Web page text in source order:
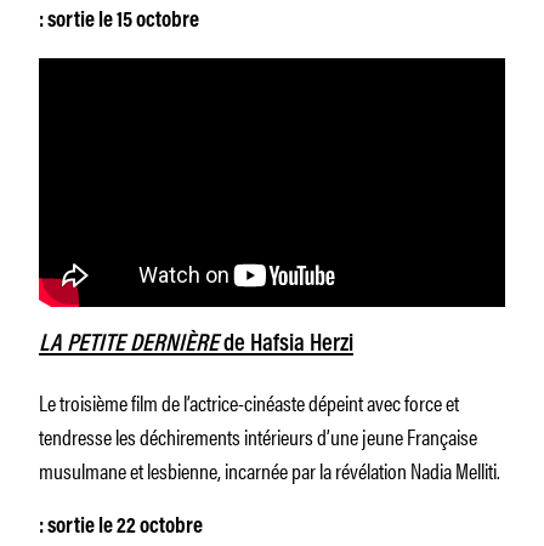
: sortie le 15 octobre
LA PETITE DERNIÈREde Hafsia Herzi
Le troisième film de l’actrice-cinéaste dépeint avec force et
tendresse les déchirements intérieurs d’une jeune Française
musulmane et lesbienne, incarnée par la révélation Nadia Melliti.
: sortie le 22 octobre